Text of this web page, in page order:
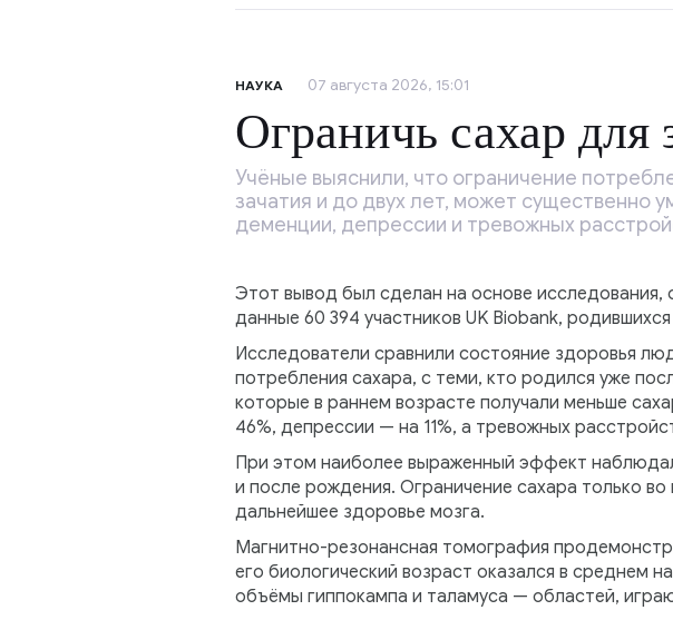
НАУКА 07 августа 2026, 15:01
Ограничь сахар для
Учёные выяснили, что ограничение
зачатия и до двух лет, может существенно
деменции, депрессии и тревожных
Этот вывод был сделан на основе исследования,
данные 60 394 участников UK Biobank, родившихся
Исследователи сравнили состояние здоровья
потребления сахара, с теми, кто родился уже
которые в раннем возрасте получали меньше
46%, депрессии — на 11%, а тревожных
При этом наиболее выраженный эффект
и после рождения. Ограничение сахара только
дальнейшее здоровье мозга.
Магнитно-резонансная томография
его биологический возраст оказался в среднем
объёмы гиппокампа и таламуса — областей,